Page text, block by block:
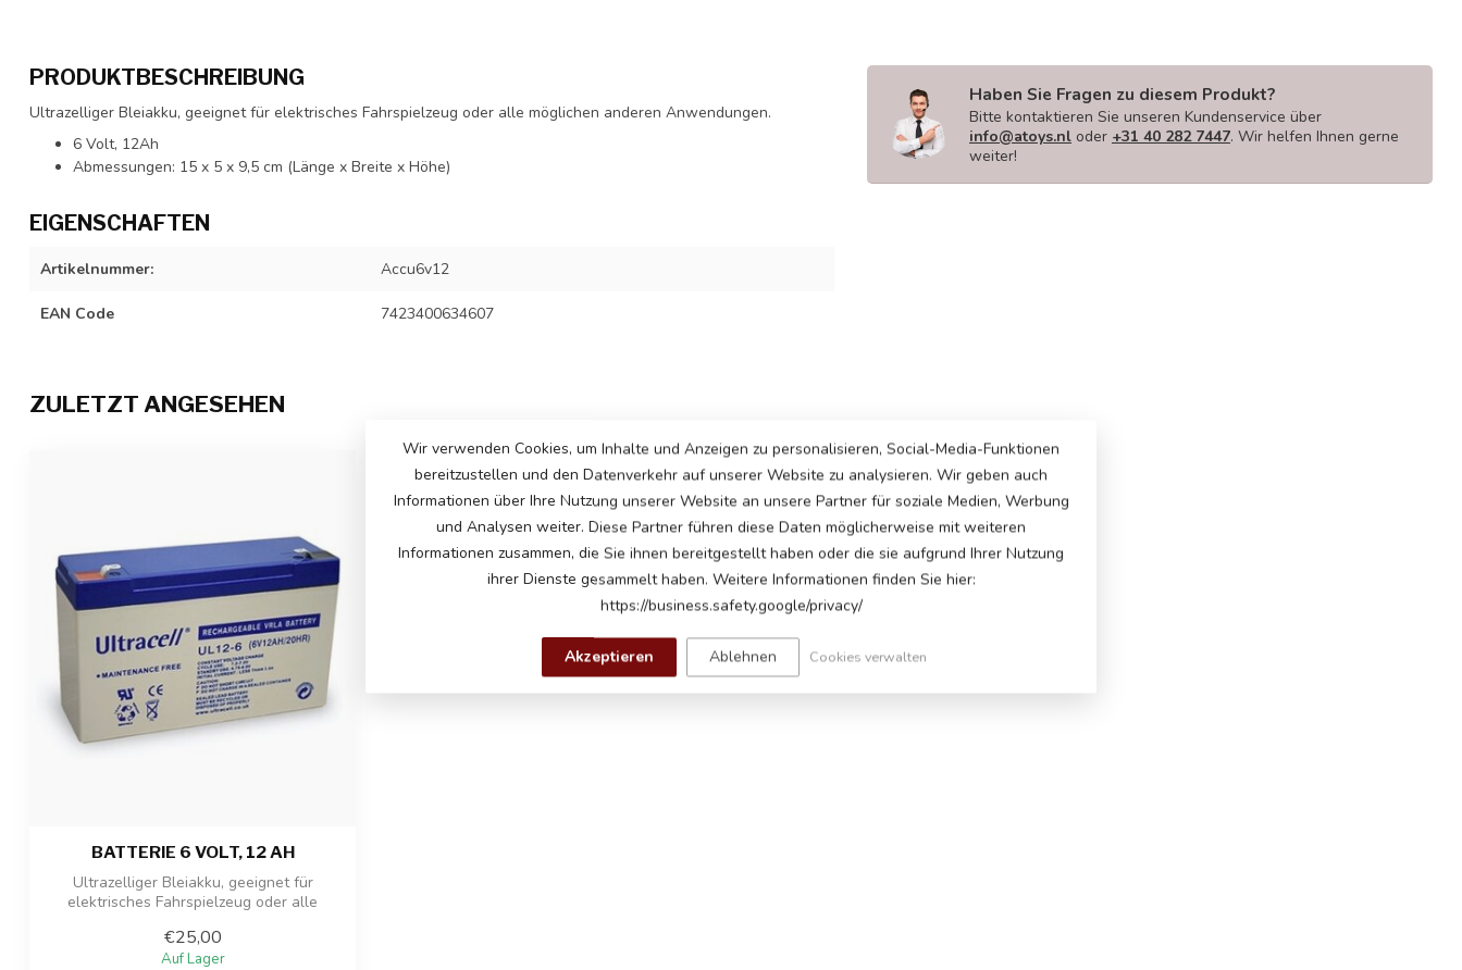
PRODUKTBESCHREIBUNG
Ultrazelliger Bleiakku, geeignet für elektrisches Fahrspielzeug oder alle möglichen anderen Anwendungen.
6 Volt, 12Ah
Abmessungen: 15 x 5 x 9,5 cm (Länge x Breite x Höhe)
EIGENSCHAFTEN
Artikelnummer: Accu6v12
EAN Code 7423400634607
Haben Sie Fragen zu diesem Produkt?
Bitte kontaktieren Sie unseren Kundenservice über
info@atoys.nl oder +31 40 282 7447. Wir helfen Ihnen gerne
weiter!
ZULETZT ANGESEHEN
BATTERIE 6 VOLT, 12 AH
Ultrazelliger Bleiakku, geeignet für
elektrisches Fahrspielzeug oder alle
€25,00
Auf Lager
Wir verwenden Cookies, um Inhalte und Anzeigen zu personalisieren, Social-Media-Funktionen
bereitzustellen und den Datenverkehr auf unserer Website zu analysieren. Wir geben auch
Informationen über Ihre Nutzung unserer Website an unsere Partner für soziale Medien, Werbung
und Analysen weiter. Diese Partner führen diese Daten möglicherweise mit weiteren
Informationen zusammen, die Sie ihnen bereitgestellt haben oder die sie aufgrund Ihrer Nutzung
ihrer Dienste gesammelt haben. Weitere Informationen finden Sie hier:
https://business.safety.google/privacy/
Akzeptieren Ablehnen Cookies verwalten